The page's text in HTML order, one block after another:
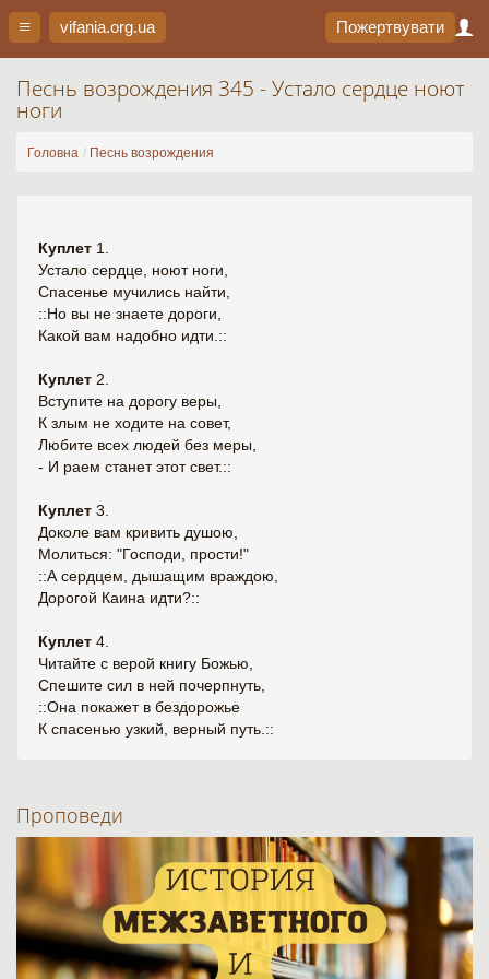
vifania.org.ua Пожертвувати
Песнь возрождения 345 - Устало сердце ноют
ноги
Головна Песнь возрождения
Куплет 1.
Устало сердце, ноют ноги,
Спасенье мучились найти,
::Но вы не знаете дороги,
Какой вам надобно идти.::
Куплет 2.
Вступите на дорогу веры,
К злым не ходите на совет,
Любите всех людей без меры,
- И раем станет этот свет.::
Куплет 3.
Доколе вам кривить душою,
Молиться: "Господи, прости!"
::А сердцем, дышащим враждою,
Дорогой Каина идти?::
Куплет 4.
Читайте с верой книгу Божью,
Спешите сил в ней почерпнуть,
::Она покажет в бездорожье
К спасенью узкий, верный путь.::
Проповеди